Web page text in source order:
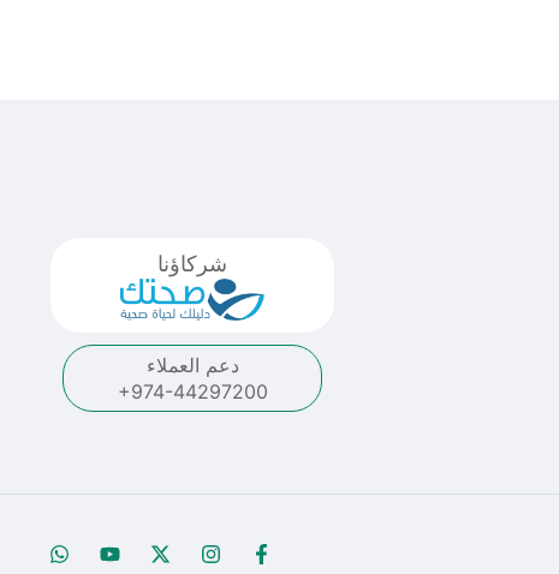
شركاؤنا
دعم العملاء
+974-44297200
F
a
I
n
X
-
Y
o
W
h